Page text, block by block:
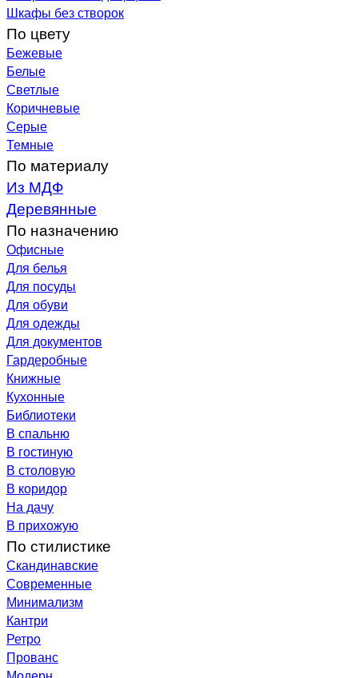
Шкафы без створок
По цвету
Бежевые
Белые
Светлые
Коричневые
Серые
Темные
По материалу
Из МДФ
Деревянные
По назначению
Офисные
Для белья
Для посуды
Для обуви
Для одежды
Для документов
Гардеробные
Книжные
Кухонные
Библиотеки
В спальню
В гостиную
В столовую
В коридор
На дачу
В прихожую
По стилистике
Скандинавские
Современные
Минимализм
Кантри
Ретро
Прованс